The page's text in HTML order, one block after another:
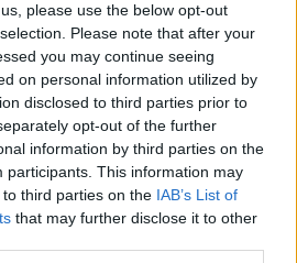
please use the below opt-out
Please note that after your
you may continue seeing
on personal information utilized by
disclosed to third parties prior to
opt-out of the further
information by third parties on the
participants. This information may
third parties on the IAB’s List of
that may further disclose it to other